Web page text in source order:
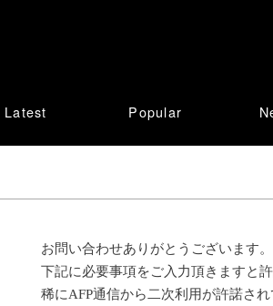
Latest Popular
お問い合わせありがとうございます。
下記に必要事項をご入力頂きますと
稀にAFP通信から二次利用が許諾さ